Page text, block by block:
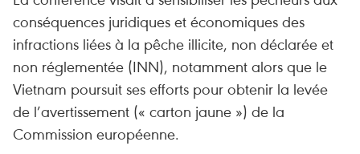
conséquences juridiques et économiques des
infractions liées à la pêche illicite, non déclarée et
non réglementée (INN), notamment alors que le
Vietnam poursuit ses efforts pour obtenir la levée
de l’avertissement (« carton jaune ») de la
Commission européenne.